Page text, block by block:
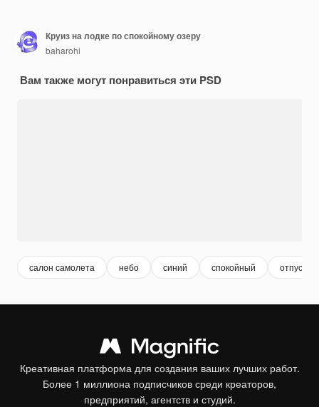
Круиз на лодке по спокойному озеру
baharohi
Вам также могут понравиться эти PSD
салон самолета небо синий спокойный отпуск
Креативная платформа для создания ваших лучших работ.
Более 1 миллиона подписчиков среди креаторов,
предприятий, агентств и студий.